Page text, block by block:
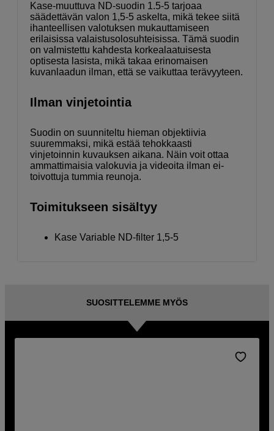
Kase-muuttuva ND-suodin 1.5-5 tarjoaa
säädettävän valon 1,5-5 askelta, mikä tekee siitä
ihanteellisen valotuksen mukauttamiseen
erilaisissa valaistusolosuhteisissa. Tämä suodin
on valmistettu kahdesta korkealaatuisesta
optisesta lasista, mikä takaa erinomaisen
kuvanlaadun ilman, että se vaikuttaa terävyyteen.
Ilman vinjetointia
Suodin on suunniteltu hieman objektiivia
suuremmaksi, mikä estää tehokkaasti
vinjetoinnin kuvauksen aikana. Näin voit ottaa
ammattimaisia ​​valokuvia ja videoita ilman ei-
toivottuja tummia reunoja.
Toimitukseen sisältyy
Kase Variable ND-filter 1,5-5
SUOSITTELEMME MYÖS